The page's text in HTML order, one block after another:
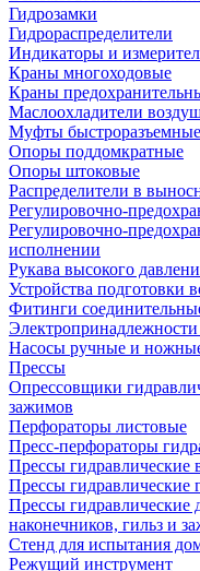
Гидрозамки
Гидрораспределители
Индикаторы и
Краны многоходовые
Краны
Маслоохладители
Муфты быстроразъемные
Опоры поддомкратные
Опоры штоковые
Распределители в
Регулировочно-
Регулировочно-
исполнении
Рукава высокого
Устройства подготовки
Фитинги
Насосы ручные и
Прессы
Опрессовщики
зажимов
Перфораторы листовые
Пресс-перфораторы
Прессы гидравлические
Прессы гидравлические
Прессы гидравлические
наконечников, гильз и
Стенд для испытания
Режущий инструмент